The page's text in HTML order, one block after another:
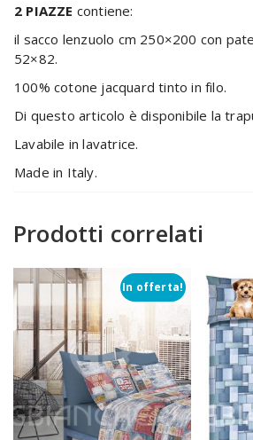
2 PIAZZE contiene:
il sacco lenzuolo cm 250×200 con
52×82.
100% cotone jacquard tinto in filo.
Di questo articolo è disponibile la
Lavabile in lavatrice.
Made in Italy.
Prodotti correlati
In offerta!